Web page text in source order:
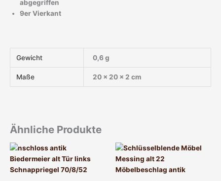
abgegriffen
9er Vierkant
Gewicht 0,6 g
Maße 20 × 20 × 2 cm
Ähnliche Produkte